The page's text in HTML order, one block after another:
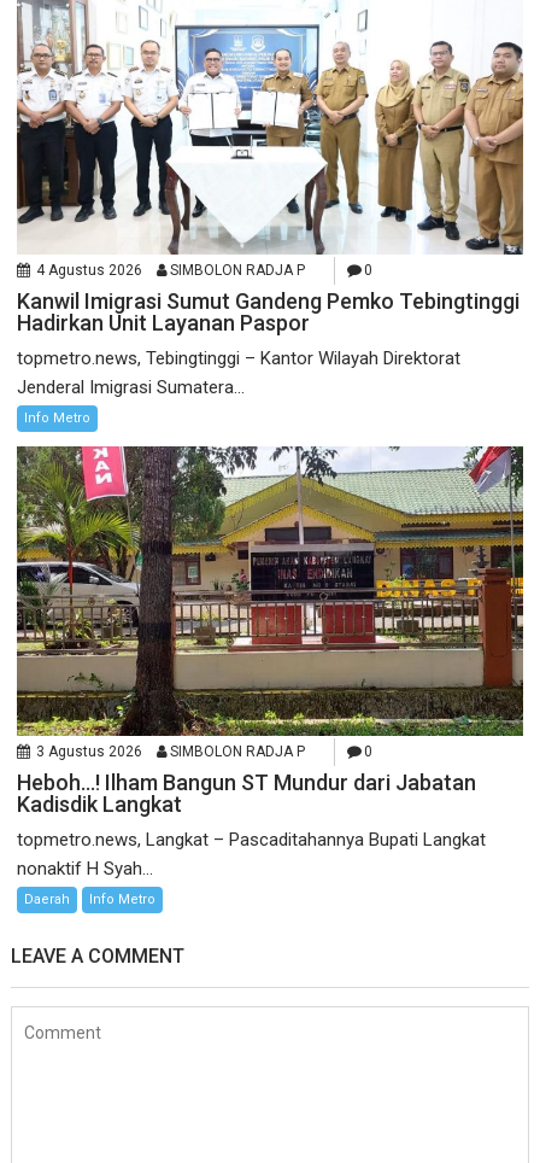
4 Agustus 2026 SIMBOLON RADJA P 0
Kanwil Imigrasi Sumut Gandeng Pemko Tebingtinggi
Hadirkan Unit Layanan Paspor
topmetro.news, Tebingtinggi – Kantor Wilayah Direktorat
Jenderal Imigrasi Sumatera...
Info Metro
3 Agustus 2026 SIMBOLON RADJA P 0
Heboh…! Ilham Bangun ST Mundur dari Jabatan
Kadisdik Langkat
topmetro.news, Langkat – Pascaditahannya Bupati Langkat
nonaktif H Syah...
Daerah Info Metro
LEAVE A COMMENT